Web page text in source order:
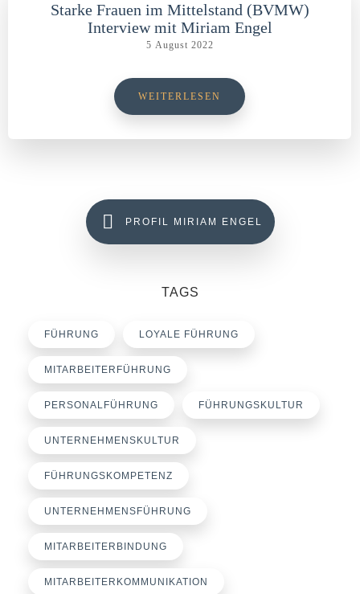
Starke Frauen im Mittelstand (BVMW)
Interview mit Miriam Engel
5 August 2022
WEITERLESEN
PROFIL MIRIAM ENGEL
TAGS
FÜHRUNG LOYALE FÜHRUNG
MITARBEITERFÜHRUNG
PERSONALFÜHRUNG FÜHRUNGSKULTUR
UNTERNEHMENSKULTUR
FÜHRUNGSKOMPETENZ
UNTERNEHMENSFÜHRUNG
MITARBEITERBINDUNG
MITARBEITERKOMMUNIKATION